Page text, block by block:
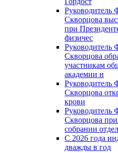
Скворцова
при
физичес
Скворцова
участникам
академии н
Скворцова
крови
Скворцова
собрании
С 2026 года
дважды в год